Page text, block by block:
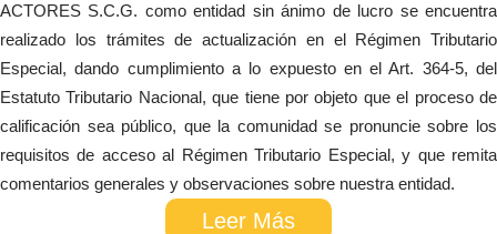
​ACTORES S.C.G. como entidad sin ánimo de lucro se encuentra
realizado los trámites de actualización en el Régimen Tributario
Especial, dando cumplimiento a lo expuesto en el Art. 364-5, del
Estatuto Tributario Nacional, que tiene por objeto que el proceso de
calificación sea público, que la comunidad se pronuncie sobre los
requisitos de acceso al Régimen Tributario Especial, y que remita
comentarios generales y observaciones sobre nuestra entidad.
Leer Más